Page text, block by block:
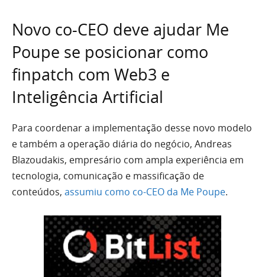
Novo co-CEO deve ajudar Me
Poupe se posicionar como
finpatch com Web3 e
Inteligência Artificial
Para coordenar a implementação desse novo modelo
e também a operação diária do negócio, Andreas
Blazoudakis, empresário com ampla experiência em
tecnologia, comunicação e massificação de
conteúdos, assumiu como co-CEO da Me Poupe.